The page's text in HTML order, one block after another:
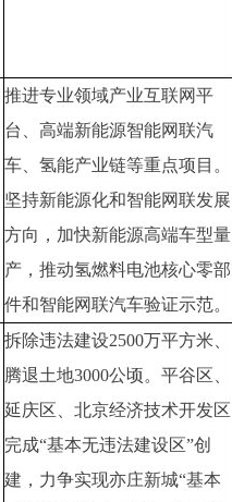
推进专业领域产业互联网平
台、高端新能源智能网联汽
车、氢能产业链等重点项目。
坚持新能源化和智能网联发展
方向，加快新能源高端车型量
产，推动氢燃料电池核心零部
件和智能网联汽车验证示范。
拆除违法建设2500万平方米、
腾退土地3000公顷。平谷区、
延庆区、北京经济技术开发区
完成“基本无违法建设区”创
建，力争实现亦庄新城“基本